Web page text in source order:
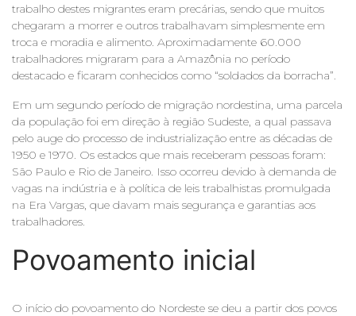
trabalho destes migrantes eram precárias, sendo que muitos
chegaram a morrer e outros trabalhavam simplesmente em
troca e moradia e alimento. Aproximadamente 60.000
trabalhadores migraram para a Amazônia no período
destacado e ficaram conhecidos como “soldados da borracha”.
Em um segundo período de migração nordestina, uma parcela
da população foi em direção à região Sudeste, a qual passava
pelo auge do processo de industrialização entre as décadas de
1950 e 1970. Os estados que mais receberam pessoas foram:
São Paulo e Rio de Janeiro. Isso ocorreu devido à demanda de
vagas na indústria e à política de leis trabalhistas promulgada
na Era Vargas, que davam mais segurança e garantias aos
trabalhadores.
Povoamento inicial
O início do povoamento do Nordeste se deu a partir dos povos